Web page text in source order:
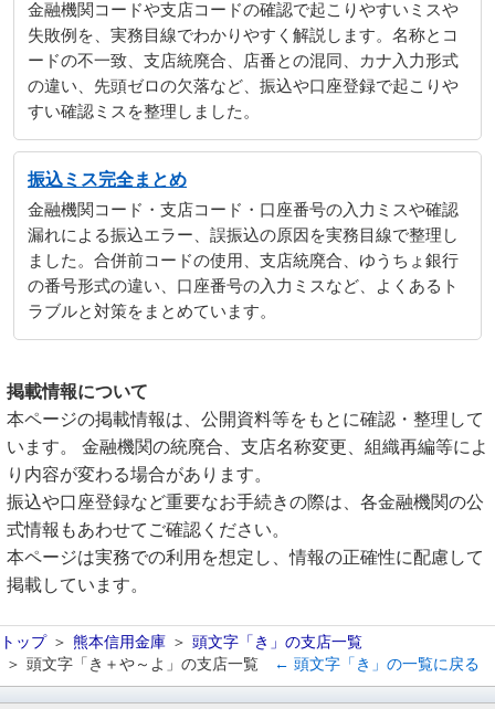
金融機関コードや支店コードの確認で起こりやすいミスや
失敗例を、実務目線でわかりやすく解説します。名称とコ
ードの不一致、支店統廃合、店番との混同、カナ入力形式
の違い、先頭ゼロの欠落など、振込や口座登録で起こりや
すい確認ミスを整理しました。
振込ミス完全まとめ
金融機関コード・支店コード・口座番号の入力ミスや確認
漏れによる振込エラー、誤振込の原因を実務目線で整理し
ました。合併前コードの使用、支店統廃合、ゆうちょ銀行
の番号形式の違い、口座番号の入力ミスなど、よくあるト
ラブルと対策をまとめています。
掲載情報について
本ページの掲載情報は、公開資料等をもとに確認・整理して
います。 金融機関の統廃合、支店名称変更、組織再編等によ
り内容が変わる場合があります。
振込や口座登録など重要なお手続きの際は、各金融機関の公
式情報もあわせてご確認ください。
本ページは実務での利用を想定し、情報の正確性に配慮して
掲載しています。
トップ 熊本信用金庫
頭文字「き」の支店一覧
頭文字「き＋や～よ」の支店一覧
← 頭文字「き」の一覧に戻る